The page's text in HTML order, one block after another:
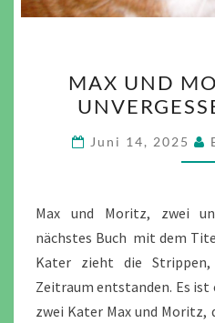
MAX UND
Juni 14, 2025
Max und Moritz, zwei
nächstes Buch mit dem
Kater zieht die
Zeitraum entstanden. Es ist
zwei Kater Max und Moritz,